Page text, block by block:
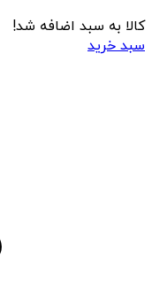
کالا به سبد اضافه شد!
سبد خرید